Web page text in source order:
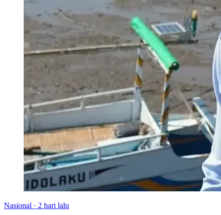
Nasional · 2 hari lalu